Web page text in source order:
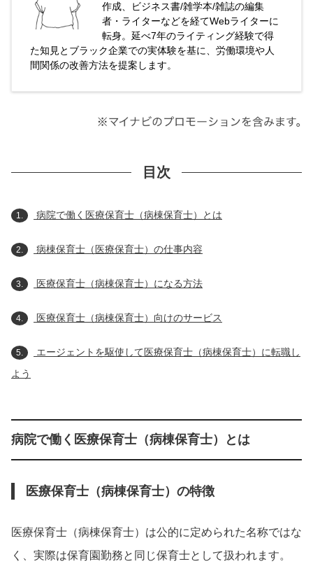
作成、ビジネス書/雑学本/雑誌の編集
者・ライターなどを経てWebライターに
転身。延べ7年のライティング経験で得
た知見とブラック企業での実体験を基に、労働環境や人
間関係の改善方法を提案します。
目次
1. 病院で働く医療保育士（病棟保育士）とは
2. 病棟保育士（医療保育士）の仕事内容
3. 医療保育士（病棟保育士）になる方法
4. 医療保育士（病棟保育士）向けのサービス
5.
エージェントを駆使して医療保育士（病棟保育士）に転職し
よう
病院で働く医療保育士（病棟保育士）とは
医療保育士（病棟保育士）の特徴
医療保育士（病棟保育士）は公的に定められた名称ではな
く、実際は保育園勤務と同じ保育士として扱われます。